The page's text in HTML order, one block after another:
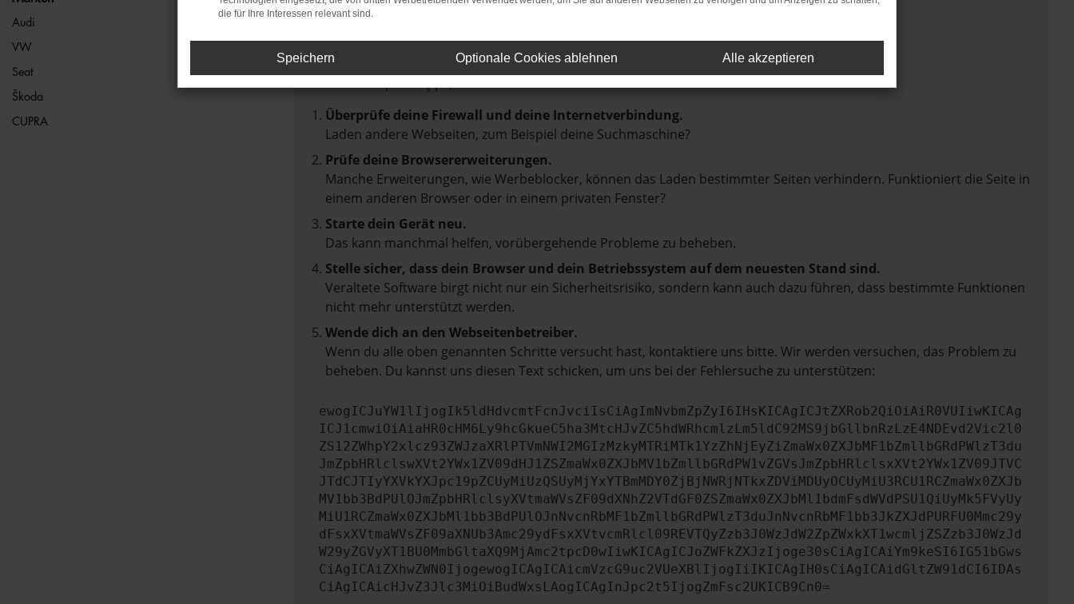
Audi
VW
Seat
Škoda
CUPRA
Beim Laden ist ein Fehler aufgetreten.
Hier sind ein paar Tipps, die dir helfen können:
Überprüfe deine Firewall und deine Internetverbindung.
Laden andere Webseiten, zum Beispiel deine Suchmaschine?
Prüfe deine Browsererweiterungen.
Manche Erweiterungen, wie Werbeblocker, können das Laden bestimmter Seiten verhindern. Funktioniert die Seite in
einem anderen Browser oder in einem privaten Fenster?
Starte dein Gerät neu.
Das kann manchmal helfen, vorübergehende Probleme zu beheben.
Stelle sicher, dass dein Browser und dein Betriebssystem auf dem neuesten Stand sind.
Veraltete Software birgt nicht nur ein Sicherheitsrisiko, sondern kann auch dazu führen, dass bestimmte Funktionen
nicht mehr unterstützt werden.
Wende dich an den Webseitenbetreiber.
Wenn du alle oben genannten Schritte versucht hast, kontaktiere uns bitte. Wir werden versuchen, das Problem zu
beheben. Du kannst uns diesen Text schicken, um uns bei der Fehlersuche zu unterstützen:
ewogICJuYW1lIjogIk5ldHdvcmtFcnJvciIsCiAgImNvbmZpZyI6IHsKICAgICJtZXRob2QiOiAiR0VUIiwKICAg
ICJ1cmwiOiAiaHR0cHM6Ly9hcGkueC5ha3MtcHJvZC5hdWRhcmlzLm5ldC92MS9jbGllbnRzLzE4NDEvd2Vic2l0
ZS12ZWhpY2xlcz93ZWJzaXRlPTVmNWI2MGIzMzkyMTRiMTk1YzZhNjEyZiZmaWx0ZXJbMF1bZmllbGRdPWlzT3du
JmZpbHRlclswXVt2YWx1ZV09dHJ1ZSZmaWx0ZXJbMV1bZmllbGRdPW1vZGVsJmZpbHRlclsxXVt2YWx1ZV09JTVC
JTdCJTIyYXVkYXJpc19pZCUyMiUzQSUyMjYxYTBmMDY0ZjBjNWRjNTkxZDViMDUyOCUyMiU3RCU1RCZmaWx0ZXJb
MV1bb3BdPUlOJmZpbHRlclsyXVtmaWVsZF09dXNhZ2VTdGF0ZSZmaWx0ZXJbMl1bdmFsdWVdPSU1QiUyMk5FVyUy
MiU1RCZmaWx0ZXJbMl1bb3BdPUlOJnNvcnRbMF1bZmllbGRdPWlzT3duJnNvcnRbMF1bb3JkZXJdPURFU0Mmc29y
dFsxXVtmaWVsZF09aXNUb3Amc29ydFsxXVtvcmRlcl09REVTQyZzb3J0WzJdW2ZpZWxkXT1wcmljZSZzb3J0WzJd
W29yZGVyXT1BU0MmbGltaXQ9MjAmc2tpcD0wIiwKICAgICJoZWFkZXJzIjoge30sCiAgICAiYm9keSI6IG51bGws
CiAgICAiZXhwZWN0IjogewogICAgICAicmVzcG9uc2VUeXBlIjogIiIKICAgIH0sCiAgICAidGltZW91dCI6IDAs
CiAgICAicHJvZ3Jlc3MiOiBudWxsLAogICAgInJpc2t5IjogZmFsc2UKICB9Cn0=
die für Ihre Interessen relevant sind.
Speichern Optionale Cookies ablehnen Alle akzeptieren